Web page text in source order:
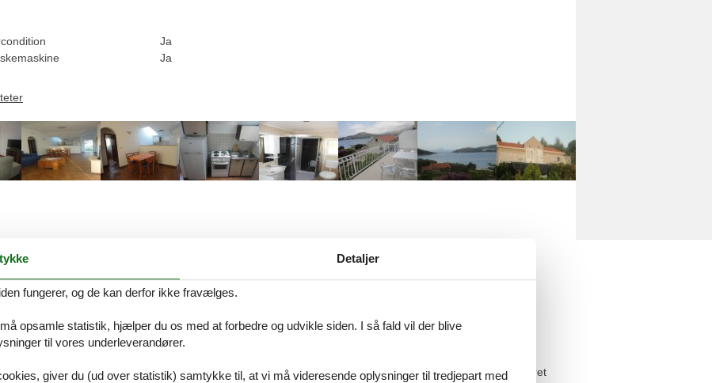
Ja
Ja
soveværelser og balkon og havudsigt - 1 (A)
fra Slano centrum og kun 100 meter fra stranden. Bagageopbevaring før check-in og efter check-out er
før din afrejse.Gratis privat parkering på stedet .Denne dejlige toværelses lejlighed med balkon med
op til seks personer. Det har gratis WiFi, fladskærms-satellit-tv og aircondition.Lejligheden har fuldt udstyret
Detaljer
fungerer, og de kan derfor ikke fravælges.
opsamle statistik, hjælper du os med at forbedre og udvikle siden. I så fald vil der blive
til vores underleverandører.
giver du (ud over statistik) samtykke til, at vi må videresende oplysninger til tredjepart med